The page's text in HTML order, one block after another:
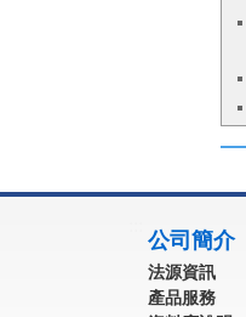
公司簡介
法源資訊
產品服務